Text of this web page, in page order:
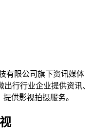
有限公司旗下资讯媒体
行行业企业提供资讯、
供影视拍摄服务。